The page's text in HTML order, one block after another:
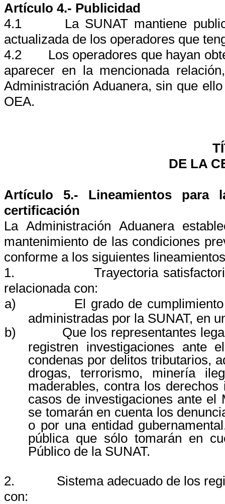
Artículo 4.- Publicidad
4.1
La SUNAT mantiene
actualizada de los operadores que
4.2
Los operadores que hayan
aparecer en la mencionada
Administración Aduanera, sin que
OEA.
DE LA
Artículo 5.- Lineamientos para
certificación
La Administración Aduanera
mantenimiento de las condiciones
conforme a los siguientes
1.
Trayectoria
relacionada con:
a)
El grado de
administradas por la SUNAT, en
b)
Que los representantes
registren investigaciones ante
condenas por delitos tributarios,
drogas, terrorismo, minería
maderables, contra los
casos de investigaciones ante
se tomarán en cuenta los
o por una entidad
pública que sólo tomarán en
Público de la SUNAT.
2.
Sistema adecuado de los
con: